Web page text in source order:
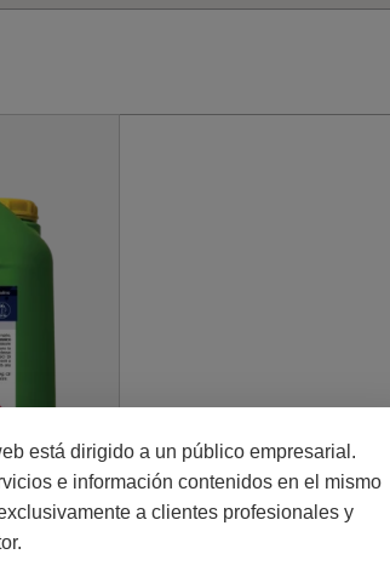
está dirigido a un público empresarial.
e información contenidos en el mismo
a clientes profesionales y